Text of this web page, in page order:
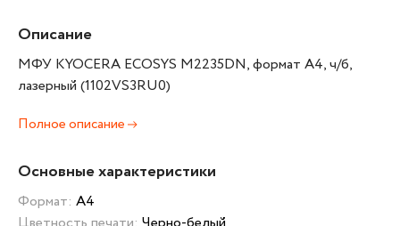
Описание
МФУ KYOCERA ECOSYS M2235DN, формат А4, ч/б,
лазерный (1102VS3RU0)
Полное описание
Основные характеристики
Формат: А4